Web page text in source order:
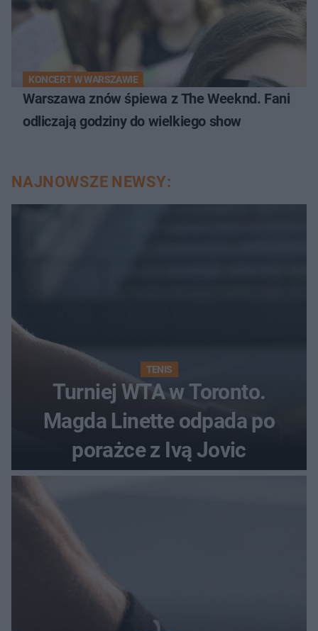
KONCERT W WARSZAWIE
Warszawa znów śpiewa z The Weeknd. Fani
odliczają godziny do wielkiego show
NAJNOWSZE NEWSY:
TENIS
Turniej WTA w Toronto.
Magda Linette odpada po
porażce z Ivą Jovic